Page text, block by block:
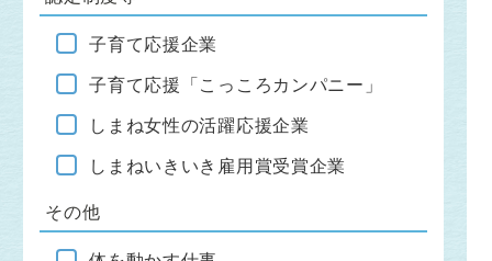
子育て応援企業
子育て応援「こっころカンパニー」
しまね女性の活躍応援企業
しまねいきいき雇用賞受賞企業
その他